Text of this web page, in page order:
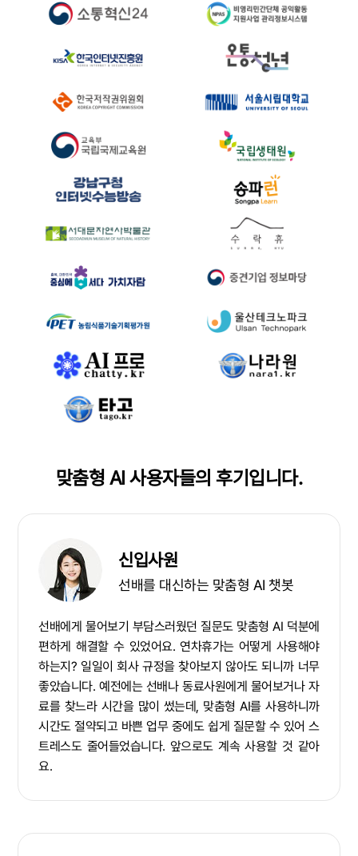
맞춤형 AI 사용자들의 후기입니다.
신입사원
선배를 대신하는 맞춤형 AI 챗봇
선배에게 물어보기 부담스러웠던 질문도 맞춤형 AI 덕분에
편하게 해결할 수 있었어요. 연차휴가는 어떻게 사용해야
하는지? 일일이 회사 규정을 찾아보지 않아도 되니까 너무
좋았습니다. 예전에는 선배나 동료사원에게 물어보거나 자
료를 찾느라 시간을 많이 썼는데, 맞춤형 AI를 사용하니까
시간도 절약되고 바쁜 업무 중에도 쉽게 질문할 수 있어 스
트레스도 줄어들었습니다. 앞으로도 계속 사용할 것 같아
요.